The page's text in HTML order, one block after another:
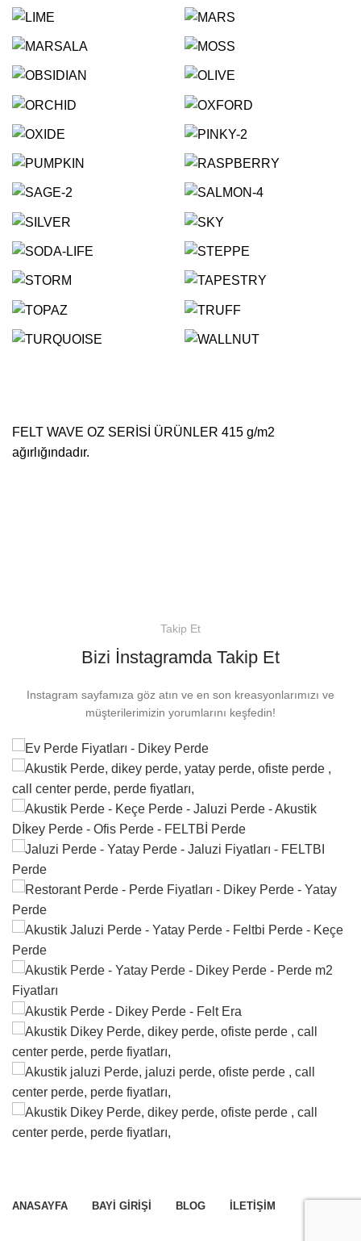
FELT WAVE OZ SERİSİ ÜRÜNLER 415 g/m2
ağırlığındadır.
Takip Et
Bizi İnstagramda Takip Et
Instagram sayfamıza göz atın ve en son kreasyonlarımızı ve
müşterilerimizin yorumlarını keşfedin!
ANASAYFA BAYI GIRIŞI BLOG İLETIŞIM